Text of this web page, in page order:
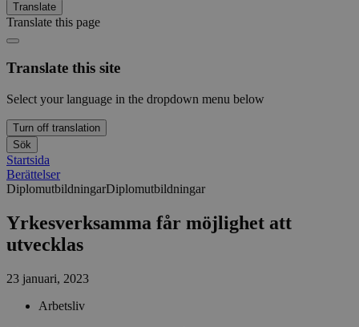
Translate
Translate this page
Translate this site
Select your language in the dropdown menu below
Turn off translation
Sök
Startsida
Berättelser
DiplomutbildningarDiplomutbildningar
Yrkesverksamma får möjlighet att
utvecklas
23 januari, 2023
Arbetsliv